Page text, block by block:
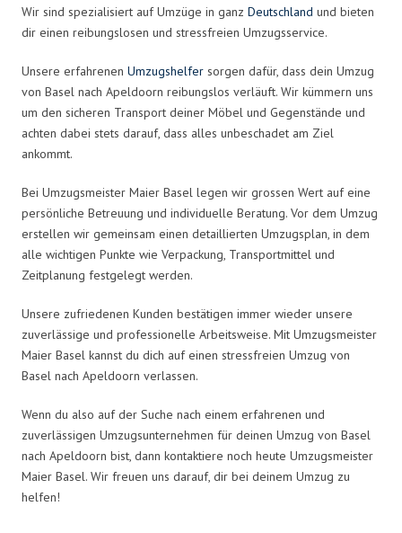
Wir sind spezialisiert auf Umzüge in ganz Deutschland und bieten
dir einen reibungslosen und stressfreien Umzugsservice.
Unsere erfahrenen Umzugshelfer sorgen dafür, dass dein Umzug
von Basel nach Apeldoorn reibungslos verläuft. Wir kümmern uns
um den sicheren Transport deiner Möbel und Gegenstände und
achten dabei stets darauf, dass alles unbeschadet am Ziel
ankommt.
Bei Umzugsmeister Maier Basel legen wir grossen Wert auf eine
persönliche Betreuung und individuelle Beratung. Vor dem Umzug
erstellen wir gemeinsam einen detaillierten Umzugsplan, in dem
alle wichtigen Punkte wie Verpackung, Transportmittel und
Zeitplanung festgelegt werden.
Unsere zufriedenen Kunden bestätigen immer wieder unsere
zuverlässige und professionelle Arbeitsweise. Mit Umzugsmeister
Maier Basel kannst du dich auf einen stressfreien Umzug von
Basel nach Apeldoorn verlassen.
Wenn du also auf der Suche nach einem erfahrenen und
zuverlässigen Umzugsunternehmen für deinen Umzug von Basel
nach Apeldoorn bist, dann kontaktiere noch heute Umzugsmeister
Maier Basel. Wir freuen uns darauf, dir bei deinem Umzug zu
helfen!